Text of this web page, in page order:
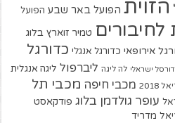
הזוית הפועל באר שבע הפועל
לחיבורים טמיר זוארץ בלוג
אירופאי כדורגל אנגלי כדורגל
ישראלי לה ליגה ליברפול ליגה אנגלית
2018 מכבי חיפה מכבי תל
עופר גולדמן בלוג פודקאסט
מדריד